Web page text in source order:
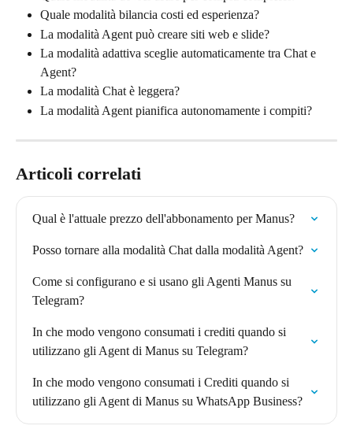
Quale modalità bilancia costi ed esperienza?
La modalità Agent può creare siti web e slide?
La modalità adattiva sceglie automaticamente tra Chat e
Agent?
La modalità Chat è leggera?
La modalità Agent pianifica autonomamente i compiti?
Articoli correlati
Qual è l'attuale prezzo dell'abbonamento per Manus?
Posso tornare alla modalità Chat dalla modalità Agent?
Come si configurano e si usano gli Agenti Manus su
Telegram?
In che modo vengono consumati i crediti quando si
utilizzano gli Agent di Manus su Telegram?
In che modo vengono consumati i Crediti quando si
utilizzano gli Agent di Manus su WhatsApp Business?